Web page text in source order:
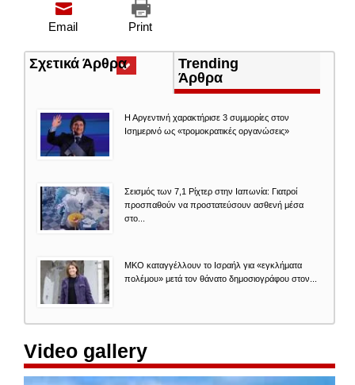
Print
Email
Σχετικά Άρθρα(ενεργή
καρτέλα)
Trending
Άρθρα
Η Αργεντινή χαρακτήρισε 3 συμμορίες στον
Ισημερινό ως «τρομοκρατικές οργανώσεις»
Σεισμός των 7,1 Ρίχτερ στην Ιαπωνία: Γιατροί
προσπαθούν να προστατεύσουν ασθενή μέσα
στο...
ΜΚΟ καταγγέλλουν το Ισραήλ για «εγκλήματα
πολέμου» μετά τον θάνατο δημοσιογράφου στον...
Video gallery